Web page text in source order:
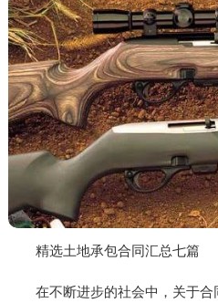
精选土地承包合同汇总七篇
在不断进步的社会中，关于